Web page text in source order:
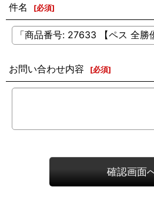
件名 [必須]
お問い合わせ内容 [必須]
確認画面